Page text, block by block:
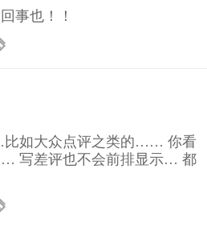
事也！！
如大众点评之类的…… 你看
写差评也不会前排显示… 都